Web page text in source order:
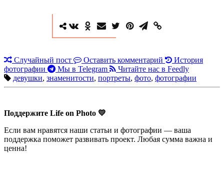
Случайный пост Оставить комментарий
История
фотографии
Мы в Telegram
Читайте нас в Feedly
девушки, знаменитости, портреты, фото, фотографии
Поддержите Life on Photo 💛
Если вам нравятся наши статьи и фотографии — ваша
поддержка поможет развивать проект. Любая сумма важна и
ценна!